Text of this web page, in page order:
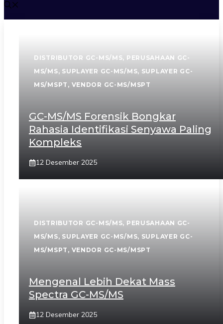
DISTRIBUTOR GC-MS/MS, PERUSAHAAN GC-
MS/MS, SUPLAYER GC-MS/MS, SUPLAYER GC-
MS/MSPT , VENDOR GC-MS/MSPT
GC-MS/MS Forensik Bongkar
Rahasia Identifikasi Senyawa Paling
Kompleks
12 Desember 2025
DISTRIBUTOR GC-MS/MS, PERUSAHAAN GC-
MS/MS, SUPLAYER GC-MS/MS, SUPLAYER GC-
MS/MSPT , VENDOR GC-MS/MSPT
Mengenal Lebih Dekat Mass
Spectra GC-MS/MS
12 Desember 2025